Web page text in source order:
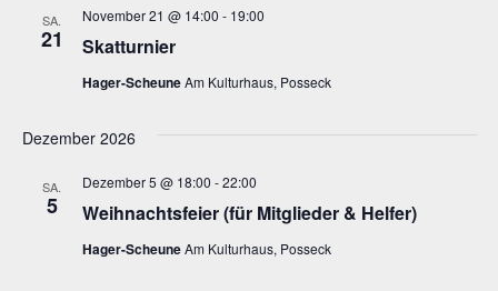
SA.
21 Skatturnier
November 21 @ 14:00 - 19:00
Hager-ScheuneAm Kulturhaus, Posseck
Dezember 2026
SA.
5 Weihnachtsfeier (für Mitglieder & Helfer)
Dezember 5 @ 18:00 -22:00
Hager-ScheuneAm Kulturhaus, Posseck